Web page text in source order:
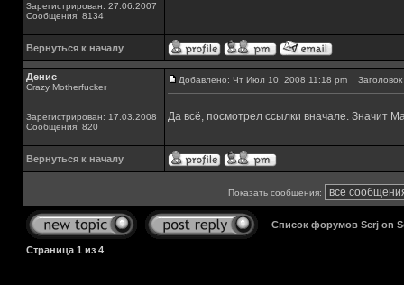
Зарегистрирован: 27.06.2007
Сообщения: 8134
Вернуться к началу
Денис
Crazy Motherfucker
Зарегистрирован: 17.03.2008
Сообщения: 820
Добавлено: Чт Июл 10, 2008 11:18 pm
Да всё, посмотрел ссылки вначале. Значит
Вернуться к началу
Показать сообщения:
Список форумов Serj on
Страница 1 из 4